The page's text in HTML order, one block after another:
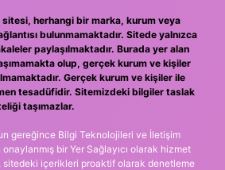
herhangi bir marka, kurum veya
bulunmamaktadır. Sitede yalnızca
paylaşılmaktadır. Burada yer alan
olup, gerçek kurum ve kişiler
Gerçek kurum ve kişiler ile
tesadüfidir. Sitemizdeki bilgiler taslak
taşımazlar.
gereğince Bilgi Teknolojileri ve İletişim
bir Yer Sağlayıcı olarak hizmet
sitedeki içerikleri proaktif olarak denetleme